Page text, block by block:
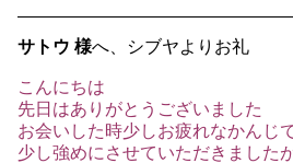
サトウ 様へ、シブヤよりお礼
こんにちは
先日はありがとうございました
お会いした時少しお疲れなかんじ
少し強めにさせていただきました